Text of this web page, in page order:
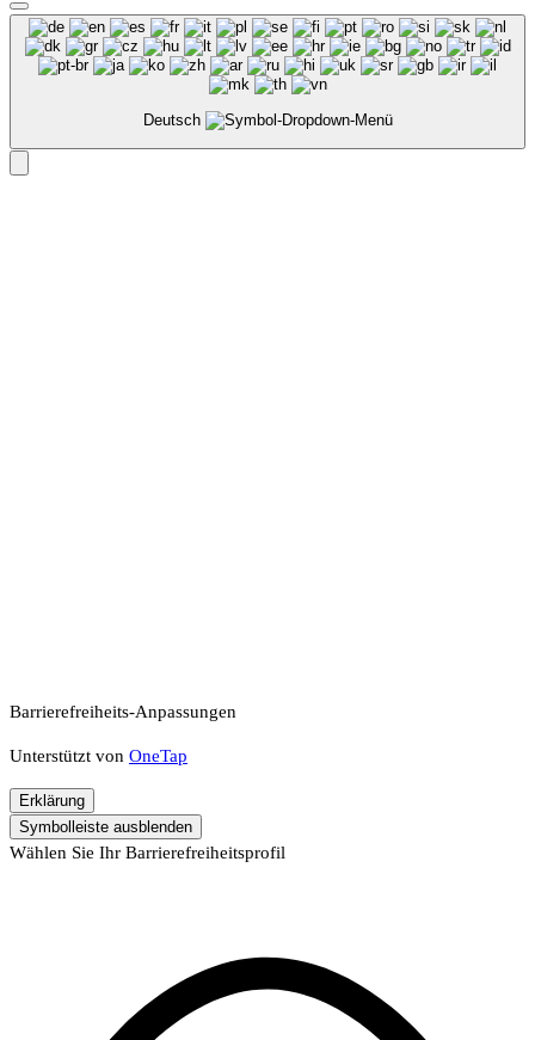
Deutsch
Barrierefreiheits-Anpassungen
Unterstützt von OneTap
Erklärung
Symbolleiste ausblenden
Wählen Sie Ihr Barrierefreiheitsprofil